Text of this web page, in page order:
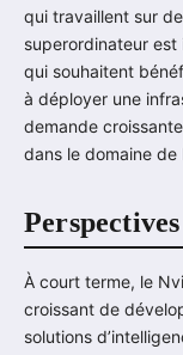
qui travaillent sur
superordinateur
qui souhaitent
à déployer une
demande
dans le domaine de
Perspectives
À court terme, le
croissant de
solutions